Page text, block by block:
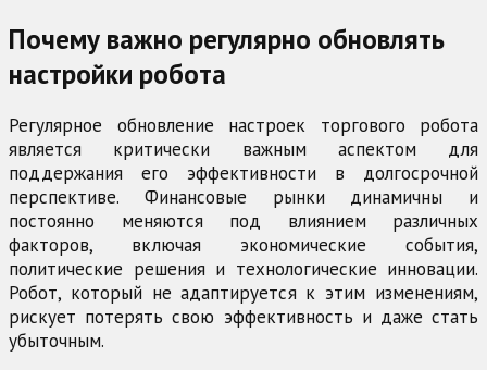
Почему важно регулярно обновлять
настройки робота
Регулярное обновление настроек торгового робота
является критически важным аспектом для
поддержания его эффективности в долгосрочной
перспективе. Финансовые рынки динамичны и
постоянно меняются под влиянием различных
факторов, включая экономические события,
политические решения и технологические инновации.
Робот, который не адаптируется к этим изменениям,
рискует потерять свою эффективность и даже стать
убыточным.